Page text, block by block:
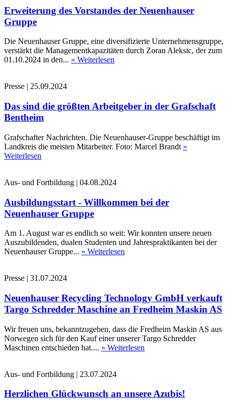
Erweiterung des Vorstandes der Neuenhauser
Gruppe
Die Neuenhauser Gruppe, eine diversifizierte Unternehmensgruppe,
verstärkt die Managementkapazitäten durch Zoran Aleksic, der zum
01.10.2024 in den... » Weiterlesen
Presse | 25.09.2024
Das sind die größten Arbeitgeber in der Grafschaft
Bentheim
Grafschafter Nachrichten. Die Neuenhauser-Gruppe beschäftigt im
Landkreis die meisten Mitarbeiter. Foto: Marcel Brandt »
Weiterlesen
Aus- und Fortbildung | 04.08.2024
Ausbildungsstart - Willkommen bei der
Neuenhauser Gruppe
Am 1. August war es endlich so weit: Wir konnten unsere neuen
Auszubildenden, dualen Studenten und Jahrespraktikanten bei der
Neuenhauser Gruppe... » Weiterlesen
Presse | 31.07.2024
Neuenhauser Recycling Technology GmbH verkauft
Targo Schredder Maschine an Fredheim Maskin AS
Wir freuen uns, bekanntzugeben, dass die Fredheim Maskin AS aus
Norwegen sich für den Kauf einer unserer Targo Schredder
Maschinen entschieden hat.... » Weiterlesen
Aus- und Fortbildung | 23.07.2024
Herzlichen Glückwunsch an unsere Azubis!